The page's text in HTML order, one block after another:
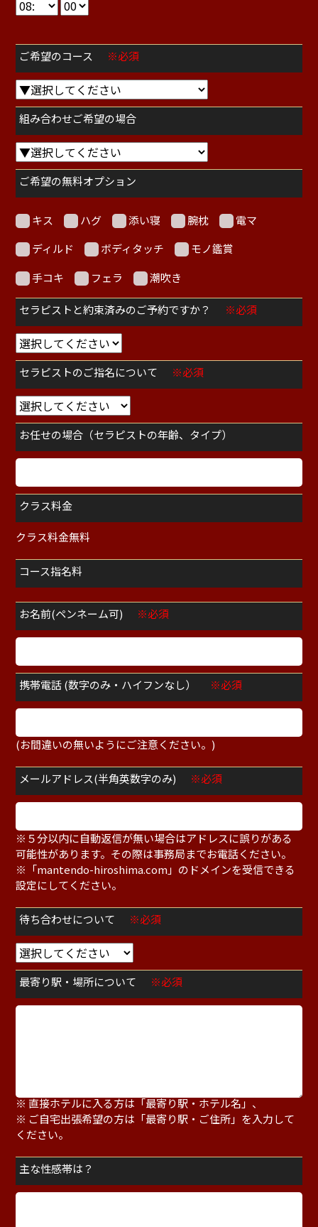
ご希望のコース ※必須
組み合わせご希望の場合
ご希望の無料オプション
キス ハグ 添い寝 腕枕
電マ
ディルド
ボディタッチ
モノ鑑賞
手コキ
フェラ 潮吹き
セラピストと約束済みのご予約ですか？ ※必須
セラピストのご指名について ※必須
お任せの場合（セラピストの年齢、タイプ）
クラス料金
クラス料金無料
コース指名料
お名前(ペンネーム可) ※必須
携帯電話 (数字のみ・ハイフンなし） ※必須
(お間違いの無いようにご注意ください。)
メールアドレス(半角英数字のみ) ※必須
※５分以内に自動返信が無い場合はアドレスに誤りがある
可能性があります。その際は事務局までお電話ください。
※「mantendo-hiroshima.com」のドメインを受信できる
設定にしてください。
待ち合わせについて ※必須
最寄り駅・場所について ※必須
※ 直接ホテルに入る方は「最寄り駅・ホテル名」、
※ ご自宅出張希望の方は「最寄り駅・ご住所」を入力して
ください。
主な性感帯は？